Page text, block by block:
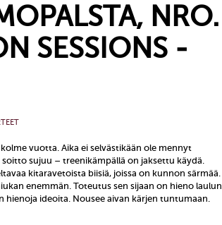
NRO.
SESSIONS -
vuotta. Aika ei selvästikään ole mennyt
sujuu – treenikämpällä on jaksettu käydä.
kitaravetoista biisiä, joissa on kunnon särmää.
enemmän. Toteutus sen sijaan on hieno laulun
hienoja ideoita. Nousee aivan kärjen tuntumaan.